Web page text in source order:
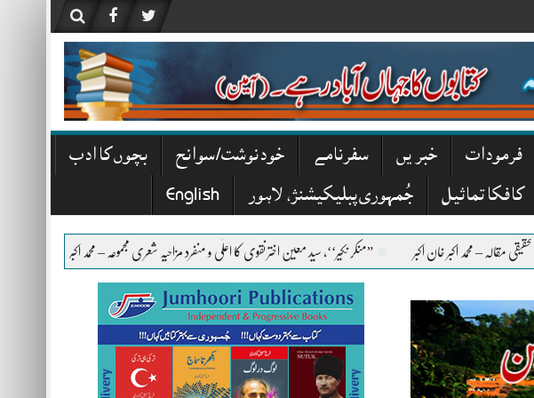
فرمودات خبریں سفرنامے خودنوشت/ سوانح
بچوں کا ادب
کافکا تماثیل جُمہوری پبلیکیشنز، لاہور English
خان اکبر ”منکر نکیر‘‘، سید معین اختر نقوی کا اعلٰی و منفرد مزاحیہ شعری مجموعہ – محمد اکبر خان اکبر